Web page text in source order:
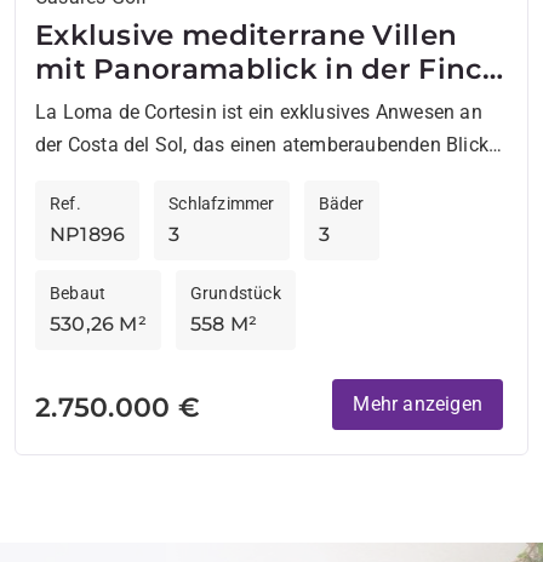
Exklusive mediterrane Villen
mit Panoramablick in der Finca
Cortesin.
La Loma de Cortesin ist ein exklusives Anwesen an
der Costa del Sol, das einen atemberaubenden Blick
NP1896
Ref.
3
Schlafzimmer
3
Bäder
530,26 M²
Bebaut
558 M²
Grundstück
2.750.000 € Mehr anzeigen